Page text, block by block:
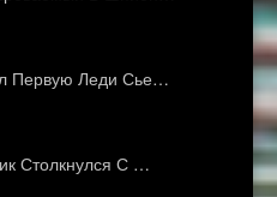
Первую Леди Сье…
Столкнулся С …